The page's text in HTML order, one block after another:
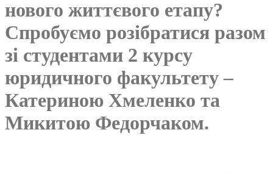
нового життєвого етапу?
Спробуємо розібратися разом
зі студентами 2 курсу
юридичного факультету –
Катериною Хмеленко та
Микитою Федорчаком.